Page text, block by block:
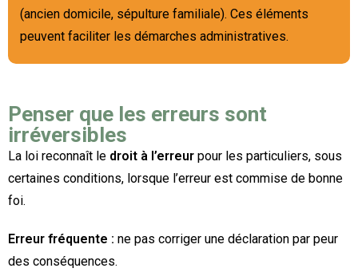
(ancien domicile, sépulture familiale). Ces éléments
peuvent faciliter les démarches administratives.
Penser que les erreurs sont
irréversibles
La loi reconnaît le droit à l’erreur pour les particuliers, sous
certaines conditions, lorsque l’erreur est commise de bonne
foi.
Erreur fréquente : ne pas corriger une déclaration par peur
des conséquences.